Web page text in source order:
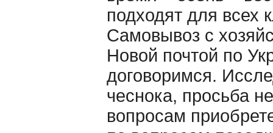
подходят для всех
Самовывоз с
Новой почтой по
договоримся.
чеснока, просьба
вопросам